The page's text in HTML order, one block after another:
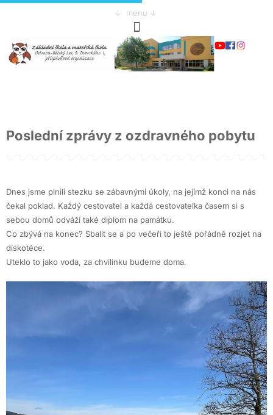
↓ menu ↓
Poslední zprávy z ozdravného pobytu
Dnes jsme plnili stezku se zábavnými úkoly, na jejímž konci na nás
čekal poklad. Každý cestovatel a každá cestovatelka časem si s
sebou domů odváží také diplom na památku.
Co zbývá na konec? Sbalit se a po večeři to ještě pořádně rozjet na
diskotéce.
Uteklo to jako voda, za chvilinku budeme doma.